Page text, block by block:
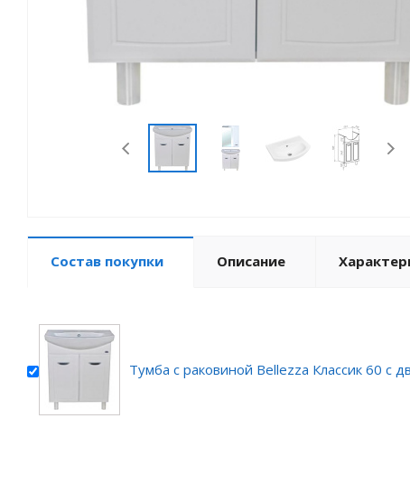
Состав покупки Описание
Тумба с раковиной Bellezza Классик 60 с